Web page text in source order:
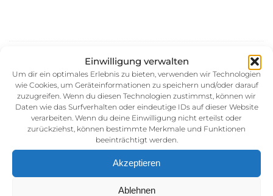
Einwilligung verwalten
Um dir ein optimales Erlebnis zu bieten, verwenden wir Technologien
wie Cookies, um Geräteinformationen zu speichern und/oder darauf
zuzugreifen. Wenn du diesen Technologien zustimmst, können wir
Daten wie das Surfverhalten oder eindeutige IDs auf dieser Website
verarbeiten. Wenn du deine Einwilligung nicht erteilst oder
zurückziehst, können bestimmte Merkmale und Funktionen
beeinträchtigt werden.
Akzeptieren
Ablehnen
30. August 2014
Kategorie: